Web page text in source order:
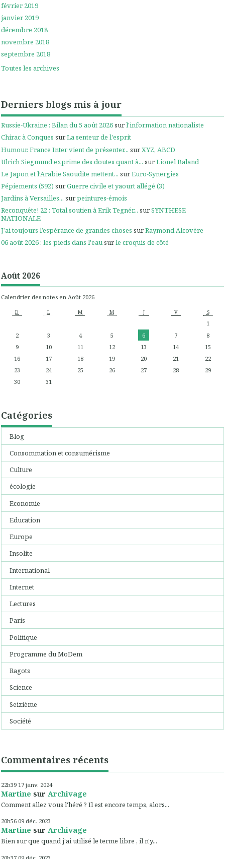
février 2019
janvier 2019
décembre 2018
novembre 2018
septembre 2018
Toutes les archives
Derniers blogs mis à jour
Russie-Ukraine : Bilan du 5 août 2026surl'information nationaliste
Chirac à Conques surLa senteur de l'esprit
Humour. France Inter vient de présenter... surXYZ, ABCD
Ulrich Siegmund exprime des doutes quant à... surLionel Baland
Le Japon et l’Arabie Saoudite mettent... surEuro-Synergies
Pépiements (592) surGuerre civile et yaourt allégé (3)
Jardins à Versailles... surpeintures-émois
Reconquête! 22 : Total soutien à Erik Tegnér... surSYNTHESE
NATIONALE
J’ai toujours l’espérance de grandes choses surRaymond Alcovère
06 août 2026 : les pieds dans l'eausurle croquis de côté
Août 2026
Calendrier des notes en Août 2026
D L M M J V S
1
2
3 4 5 6 7
8
9
10 11 12 13 14
15
16
17 18 19 20 21
22
23
24 25 26 27 28
29
30
31
Catégories
Blog
Consommation et consumérisme
Culture
écologie
Economie
Education
Europe
Insolite
International
Internet
Lectures
Paris
Politique
Programme du MoDem
Ragots
Science
Seizième
Société
Commentaires récents
22h39 17 janv. 2024
Martine sur Archivage
Comment allez vous l'héré ? Il est encore temps, alors...
20h56 09 déc. 2023
Martine sur Archivage
Bien sur que quand j'ai utilisé le terme libre , il n'y...